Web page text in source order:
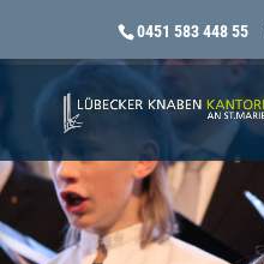
0451 583 448 55